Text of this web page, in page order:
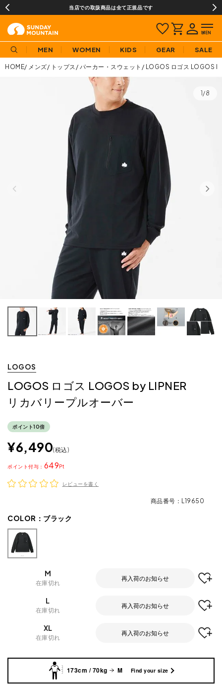
当店での取扱商品は全て正規品です
MEN WOMEN KIDS GEAR SALE
HOME メンズ トップス パーカー・スウェット LOGOS ロゴス LOGOS
1/8
LOGOS
LOGOS ロゴス LOGOS by LIPNER
リカバリープルオーバー
ポイント10倍
¥6,490 税込
649
ポイント
レビューを書く
商品番号 L19650
COLOR： ブラック
M
在庫切れ
再入荷のお知らせ
L
在庫切れ
再入荷のお知らせ
XL
在庫切れ
再入荷のお知らせ
173cm / 70kg M Find your size